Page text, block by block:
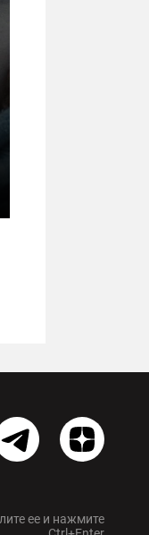
ее и нажмите